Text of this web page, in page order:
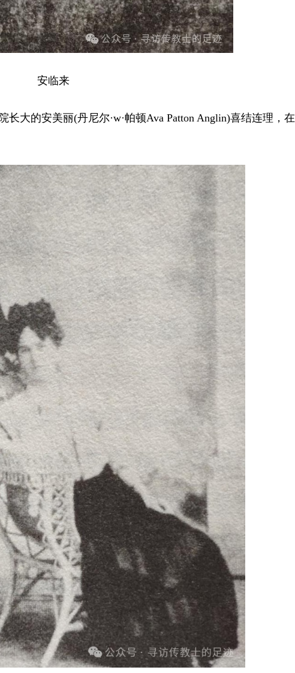
安临来
长大的安美丽(丹尼尔·w·帕顿Ava Patton Anglin)喜结连理，